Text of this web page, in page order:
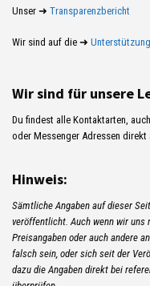
Unser ➜ Transparenzbericht
Wir sind auf die ➜
Wir sind für unsere
Du findest alle Kontaktarten,
oder Messenger Adressen direkt
Hinweis:
Sämtliche Angaben auf dieser
veröffentlicht. Auch wenn wir uns
Preisangaben oder auch andere
falsch sein, oder sich seit der
dazu die Angaben direkt bei